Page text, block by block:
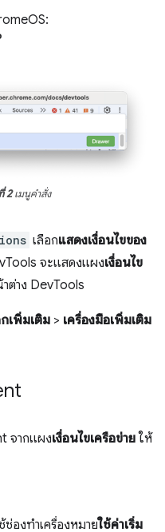
2เมนูคำสั่ง
เลือกแสดงเงื่อนไขของ
จะแสดงแผงเงื่อนไข
ต่าง DevTools
เพิ่มเติม > เครื่องมือเพิ่มเติม
จากแผงเงื่อนไขเครือข่ายให้
ช่องทำเครื่องหมายใช้ค่าเริ่ม